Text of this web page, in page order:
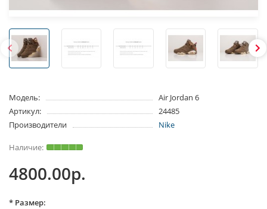
Модель:
Air Jordan 6
Артикул:
24485
Производители
Nike
4800.00р.
* Размер: